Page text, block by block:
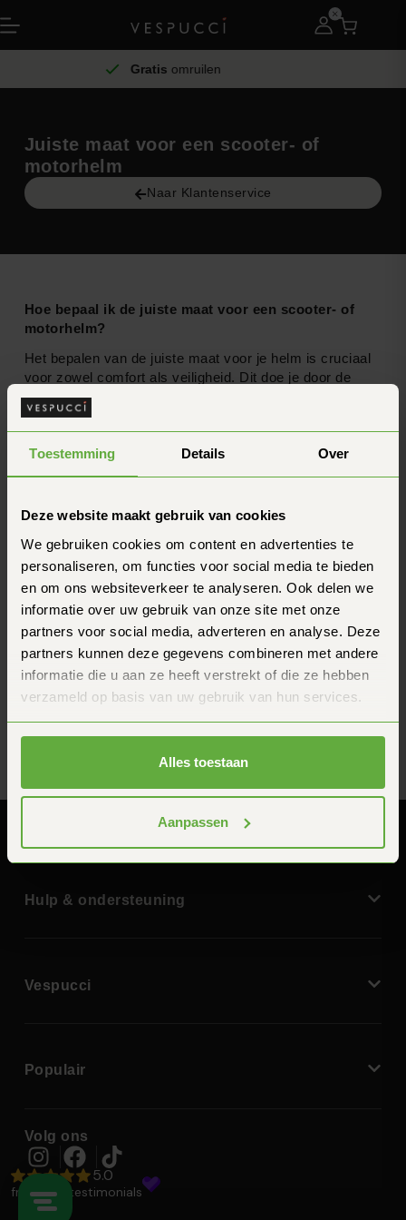
Toestemming Details Over
Deze website maakt gebruik van cookies
We gebruiken cookies om content en advertenties te
personaliseren, om functies voor social media te bieden
en om ons websiteverkeer te analyseren. Ook delen we
informatie over uw gebruik van onze site met onze
partners voor social media, adverteren en analyse. Deze
partners kunnen deze gegevens combineren met andere
informatie die u aan ze heeft verstrekt of die ze hebben
verzameld op basis van uw gebruik van hun services.
Alles toestaan
Aanpassen
Gratis omruilen
Juiste maat voor een scooter- of
motorhelm
Naar Klantenservice
Hoe bepaal ik de juiste maat voor een scooter- of
motorhelm?
Het bepalen van de juiste maat voor je helm is cruciaal
voor zowel comfort als veiligheid. Dit doe je door de
omtrek van je hoofd op te meten met een flexibel
meetlint.
Zo meet je nauwkeurig:
Plaats het meetlint rond het breedste deel van je
langs het breedste punt van je achterhoofd.
voor de beste nauwkeurigheid.
Tips bij het kiezen van je maat:
Een helm moet stevig aansluiten, zonder
drukpunten of pijn te veroorzaken.
Raadpleeg altijd de maattabel van het merk/model
dat je wilt kopen, omdat maten per merk kunnen
Twijfel je tussen twee maten? Kies dan voor de
grotere maat. Een te kleine helm kan knellen en
Hulp & ondersteuning
Vespucci
Populair
Volg ons